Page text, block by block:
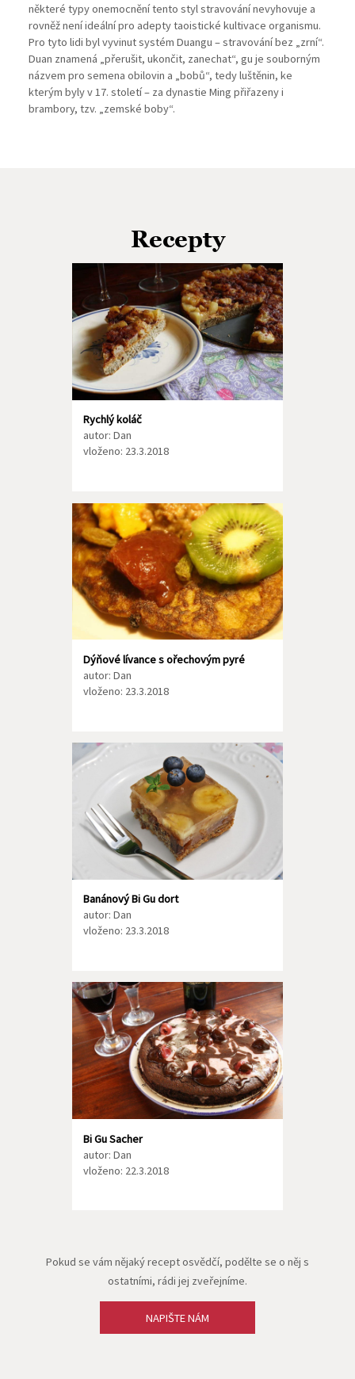
některé typy onemocnění tento styl stravování nevyhovuje a
rovněž není ideální pro adepty taoistické kultivace organismu.
Pro tyto lidi byl vyvinut systém Duangu – stravování bez „zrní“.
Duan znamená „přerušit, ukončit, zanechat“, gu je souborným
názvem pro semena obilovin a „bobů“, tedy luštěnin, ke
kterým byly v 17. století – za dynastie Ming přiřazeny i
brambory, tzv. „zemské boby“.
Recepty
Rychlý koláč
autor: Dan
vloženo: 23.3.2018
Dýňové lívance s ořechovým pyré
autor: Dan
vloženo: 23.3.2018
Banánový Bi Gu dort
autor: Dan
vloženo: 23.3.2018
Bi Gu Sacher
autor: Dan
vloženo: 22.3.2018
Pokud se vám nějaký recept osvědčí, podělte se o něj s
ostatními, rádi jej zveřejníme.
NAPIŠTE NÁM